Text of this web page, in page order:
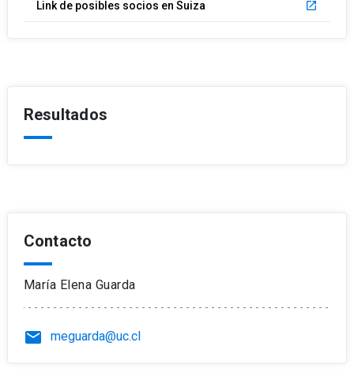
Link de posibles socios en Suiza launch
Resultados
Contacto
María Elena Guarda
email meguarda@uc.cl